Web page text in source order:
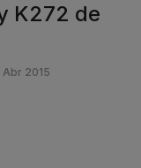
K272 de
Abr 2015